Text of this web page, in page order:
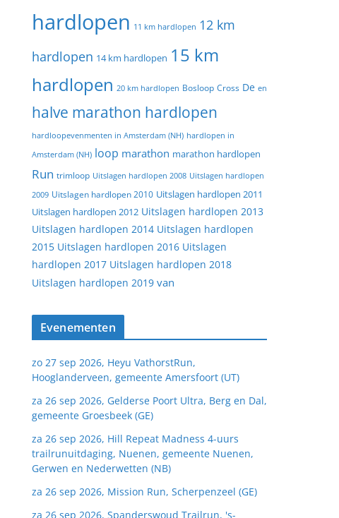
hardlopen 11 km hardlopen 12 km
hardlopen 14 km hardlopen 15 km
hardlopen 20 km hardlopen Bosloop Cross De en
halve marathon hardlopen
hardloopevenmenten in Amsterdam (NH) hardlopen in
Amsterdam (NH) loop marathon marathon hardlopen
Run trimloop Uitslagen hardlopen 2008 Uitslagen hardlopen
2009 Uitslagen hardlopen 2010 Uitslagen hardlopen 2011
Uitslagen hardlopen 2012 Uitslagen hardlopen 2013
Uitslagen hardlopen 2014 Uitslagen hardlopen
2015 Uitslagen hardlopen 2016 Uitslagen
hardlopen 2017 Uitslagen hardlopen 2018
Uitslagen hardlopen 2019 van
Evenementen
zo 27 sep 2026, Heyu VathorstRun,
Hooglanderveen, gemeente Amersfoort (UT)
za 26 sep 2026, Gelderse Poort Ultra, Berg en Dal,
gemeente Groesbeek (GE)
za 26 sep 2026, Hill Repeat Madness 4-uurs
trailrunuitdaging, Nuenen, gemeente Nuenen,
Gerwen en Nederwetten (NB)
za 26 sep 2026, Mission Run, Scherpenzeel (GE)
za 26 sep 2026, Spanderswoud Trailrun, 's-